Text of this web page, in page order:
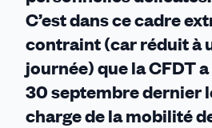
C’est dans ce cadre
contraint (car réduit à
journée) que la CFDT
30 septembre dernier
charge de la mobilité